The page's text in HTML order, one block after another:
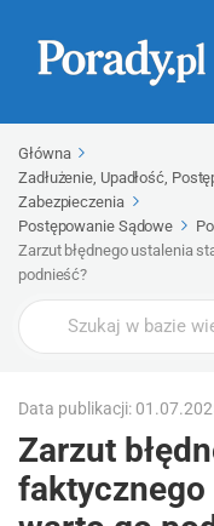
Główna
Zadłużenie, Upadłość,
Zabezpieczenia
Postępowanie Sądowe
Zarzut błędnego ustalenia
podnieść?
Wyszukaj
Data publikacji:
Zarzut